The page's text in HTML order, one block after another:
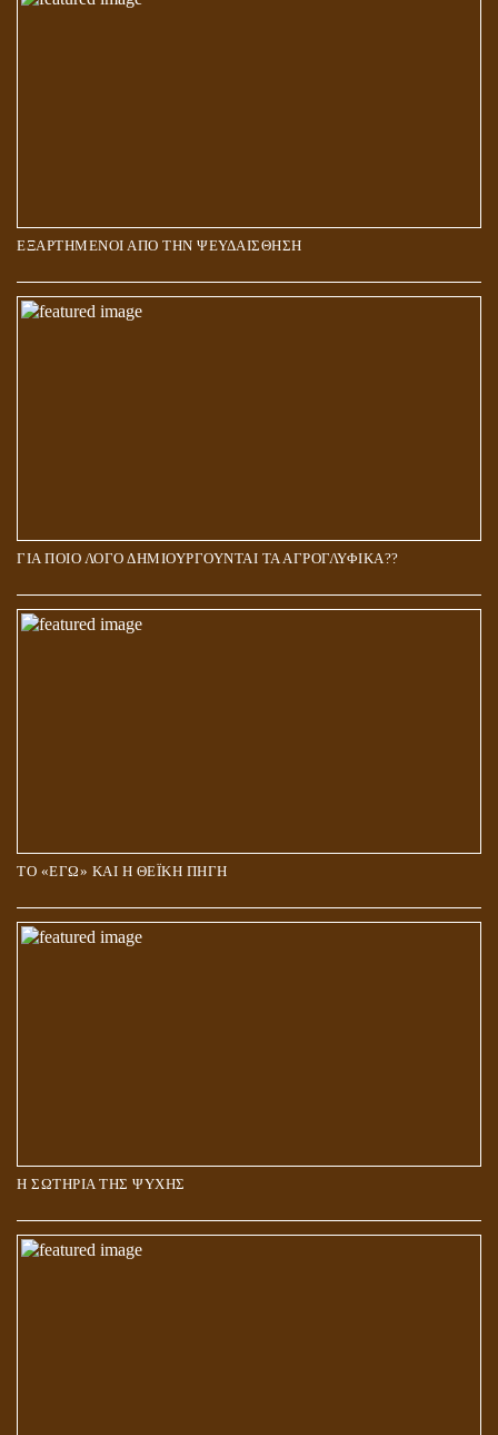
ΕΞΑΡΤΗΜΕΝΟΙ ΑΠΟ ΤΗΝ ΨΕΥΔΑΙΣΘΗΣΗ
ΓΙΑ ΠΟΙΟ ΛΟΓΟ ΔΗΜΙΟΥΡΓΟΥΝΤΑΙ ΤΑ ΑΓΡΟΓΛΥΦΙΚΑ??
ΤΟ «ΕΓΩ» ΚΑΙ Η ΘΕΪΚΗ ΠΗΓΗ
Η ΣΩΤΗΡΙΑ ΤΗΣ ΨΥΧΗΣ